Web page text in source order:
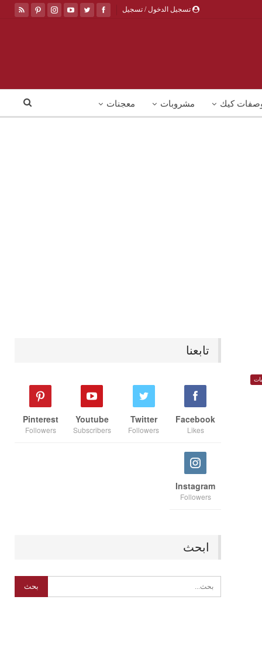
تسجيل الدخول / تسجيل
كيك مشروبات معجنات
تابعنا
Facebook
Likes
Twitter
Followers
Youtube
Subscribers
Pinterest
Followers
Instagram
Followers
ابحث